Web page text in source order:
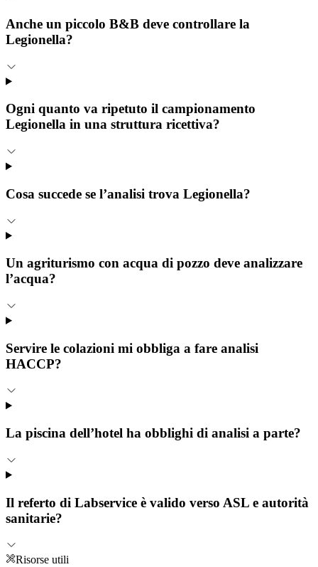
Anche un piccolo B&B deve controllare la
Legionella?
Ogni quanto va ripetuto il campionamento
Legionella in una struttura ricettiva?
Cosa succede se l’analisi trova Legionella?
Un agriturismo con acqua di pozzo deve analizzare
l’acqua?
Servire le colazioni mi obbliga a fare analisi
HACCP?
La piscina dell’hotel ha obblighi di analisi a parte?
Il referto di Labservice è valido verso ASL e autorità
sanitarie?
Risorse utili